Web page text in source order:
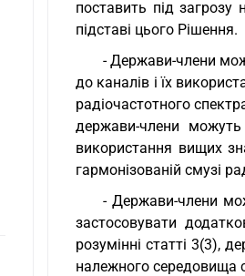
поставить під загрозу
підставі цього Рішення.
- Держави-члени
до каналів і їх
радіочастотного
держави-члени можуть
використання вищих
гармонізованій смузі
- Держави-члени
застосовувати
розумінні статті 3(3),
належного середовища